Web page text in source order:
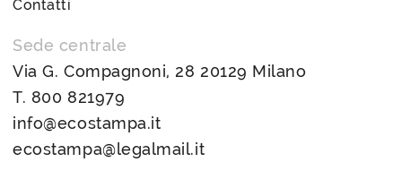
Contatti
Sede centrale
Via G. Compagnoni, 28 20129 Milano
T. 800 821979
info@ecostampa.it
ecostampa@legalmail.it